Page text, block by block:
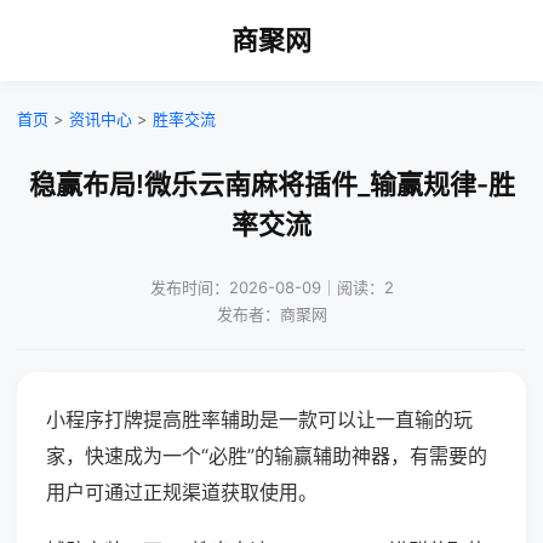
商聚网
首页 > 资讯中心 > 胜率交流
稳赢布局!微乐云南麻将插件_输赢规律-胜
率交流
发布时间：2026-08-09｜阅读：2
发布者：商聚网
小程序打牌提高胜率辅助是一款可以让一直输的玩
家，快速成为一个“必胜”的输赢辅助神器，有需要的
用户可通过正规渠道获取使用。